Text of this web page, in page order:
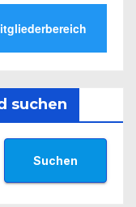
suchen
Suchen